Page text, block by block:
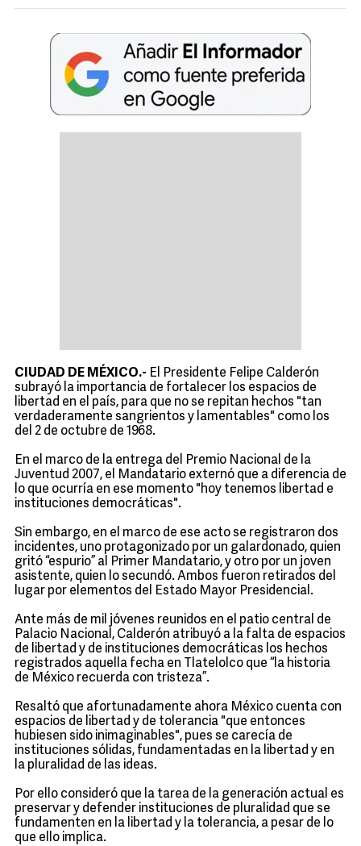
CIUDAD DE MÉXICO.- El Presidente Felipe Calderón
subrayó la importancia de fortalecer los espacios de
libertad en el país, para que no se repitan hechos "tan
verdaderamente sangrientos y lamentables" como los
del 2 de octubre de 1968.
En el marco de la entrega del Premio Nacional de la
Juventud 2007, el Mandatario externó que a diferencia de
lo que ocurría en ese momento "hoy tenemos libertad e
instituciones democráticas".
Sin embargo, en el marco de ese acto se registraron dos
incidentes, uno protagonizado por un galardonado, quien
gritó “espurio” al Primer Mandatario, y otro por un joven
asistente, quien lo secundó. Ambos fueron retirados del
lugar por elementos del Estado Mayor Presidencial.
Ante más de mil jóvenes reunidos en el patio central de
Palacio Nacional, Calderón atribuyó a la falta de espacios
de libertad y de instituciones democráticas los hechos
registrados aquella fecha en Tlatelolco que “la historia
de México recuerda con tristeza”.
Resaltó que afortunadamente ahora México cuenta con
espacios de libertad y de tolerancia "que entonces
hubiesen sido inimaginables", pues se carecía de
instituciones sólidas, fundamentadas en la libertad y en
la pluralidad de las ideas.
Por ello consideró que la tarea de la generación actual es
preservar y defender instituciones de pluralidad que se
fundamenten en la libertad y la tolerancia, a pesar de lo
que ello implica.